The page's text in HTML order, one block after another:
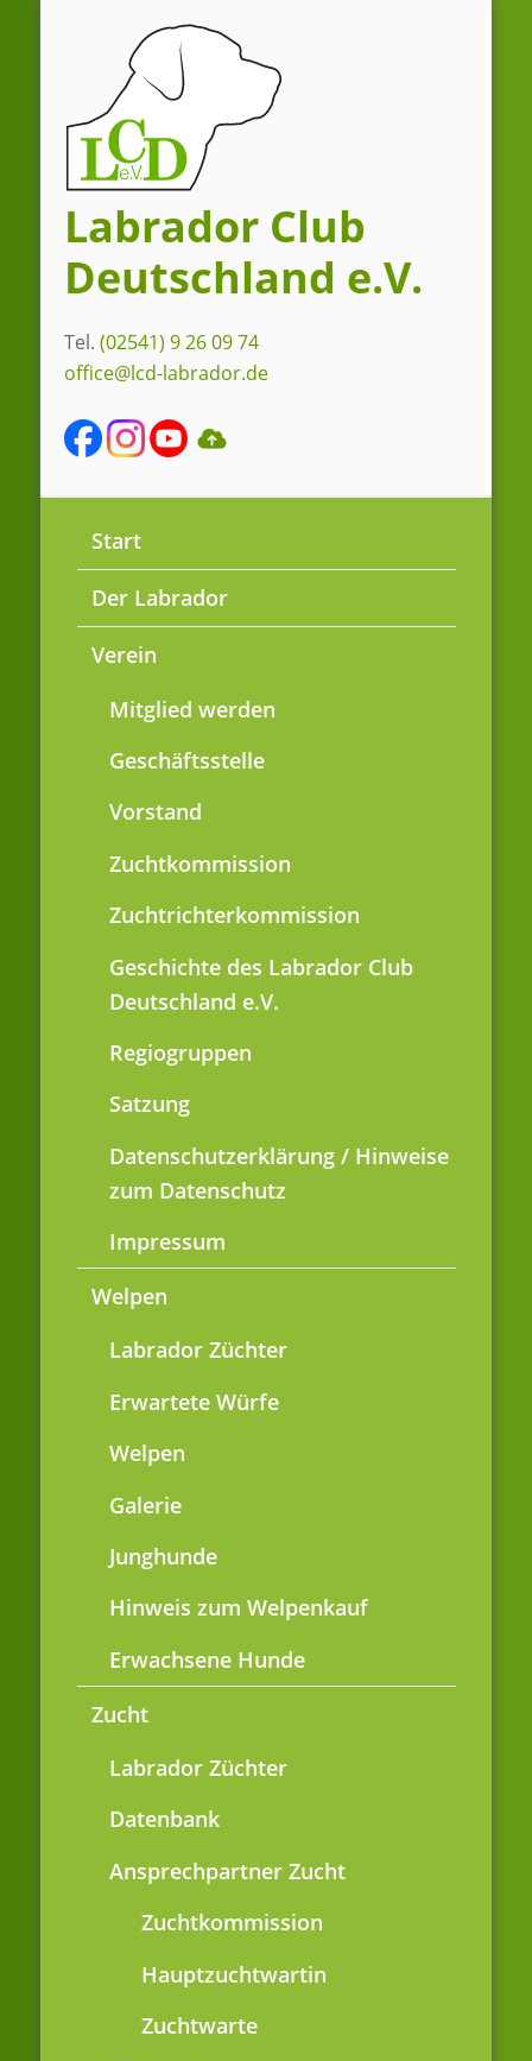
springen
Labrador Club
Deutschland e.V.
Tel. (02541) 9 26 09 74
office@lcd-labrador.de
Start
Der Labrador
Verein
Mitglied werden
Geschäftsstelle
Vorstand
Zuchtkommission
Zuchtrichterkommission
Geschichte des Labrador Club
Deutschland e.V.
Regiogruppen
Satzung
Datenschutzerklärung / Hinweise
zum Datenschutz
Impressum
Welpen
Labrador Züchter
Erwartete Würfe
Welpen
Galerie
Junghunde
Hinweis zum Welpenkauf
Erwachsene Hunde
Zucht
Labrador Züchter
Datenbank
Ansprechpartner Zucht
Zuchtkommission
Hauptzuchtwartin
Zuchtwarte